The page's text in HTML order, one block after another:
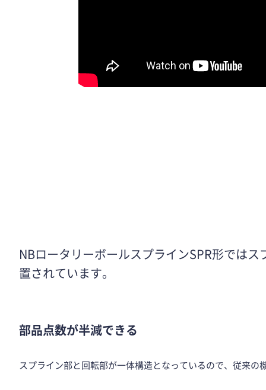
NBロータリーボールスプラインSPR形では
置されています。
部品点数が半減できる
スプライン部と回転部が一体構造となっているので、従来